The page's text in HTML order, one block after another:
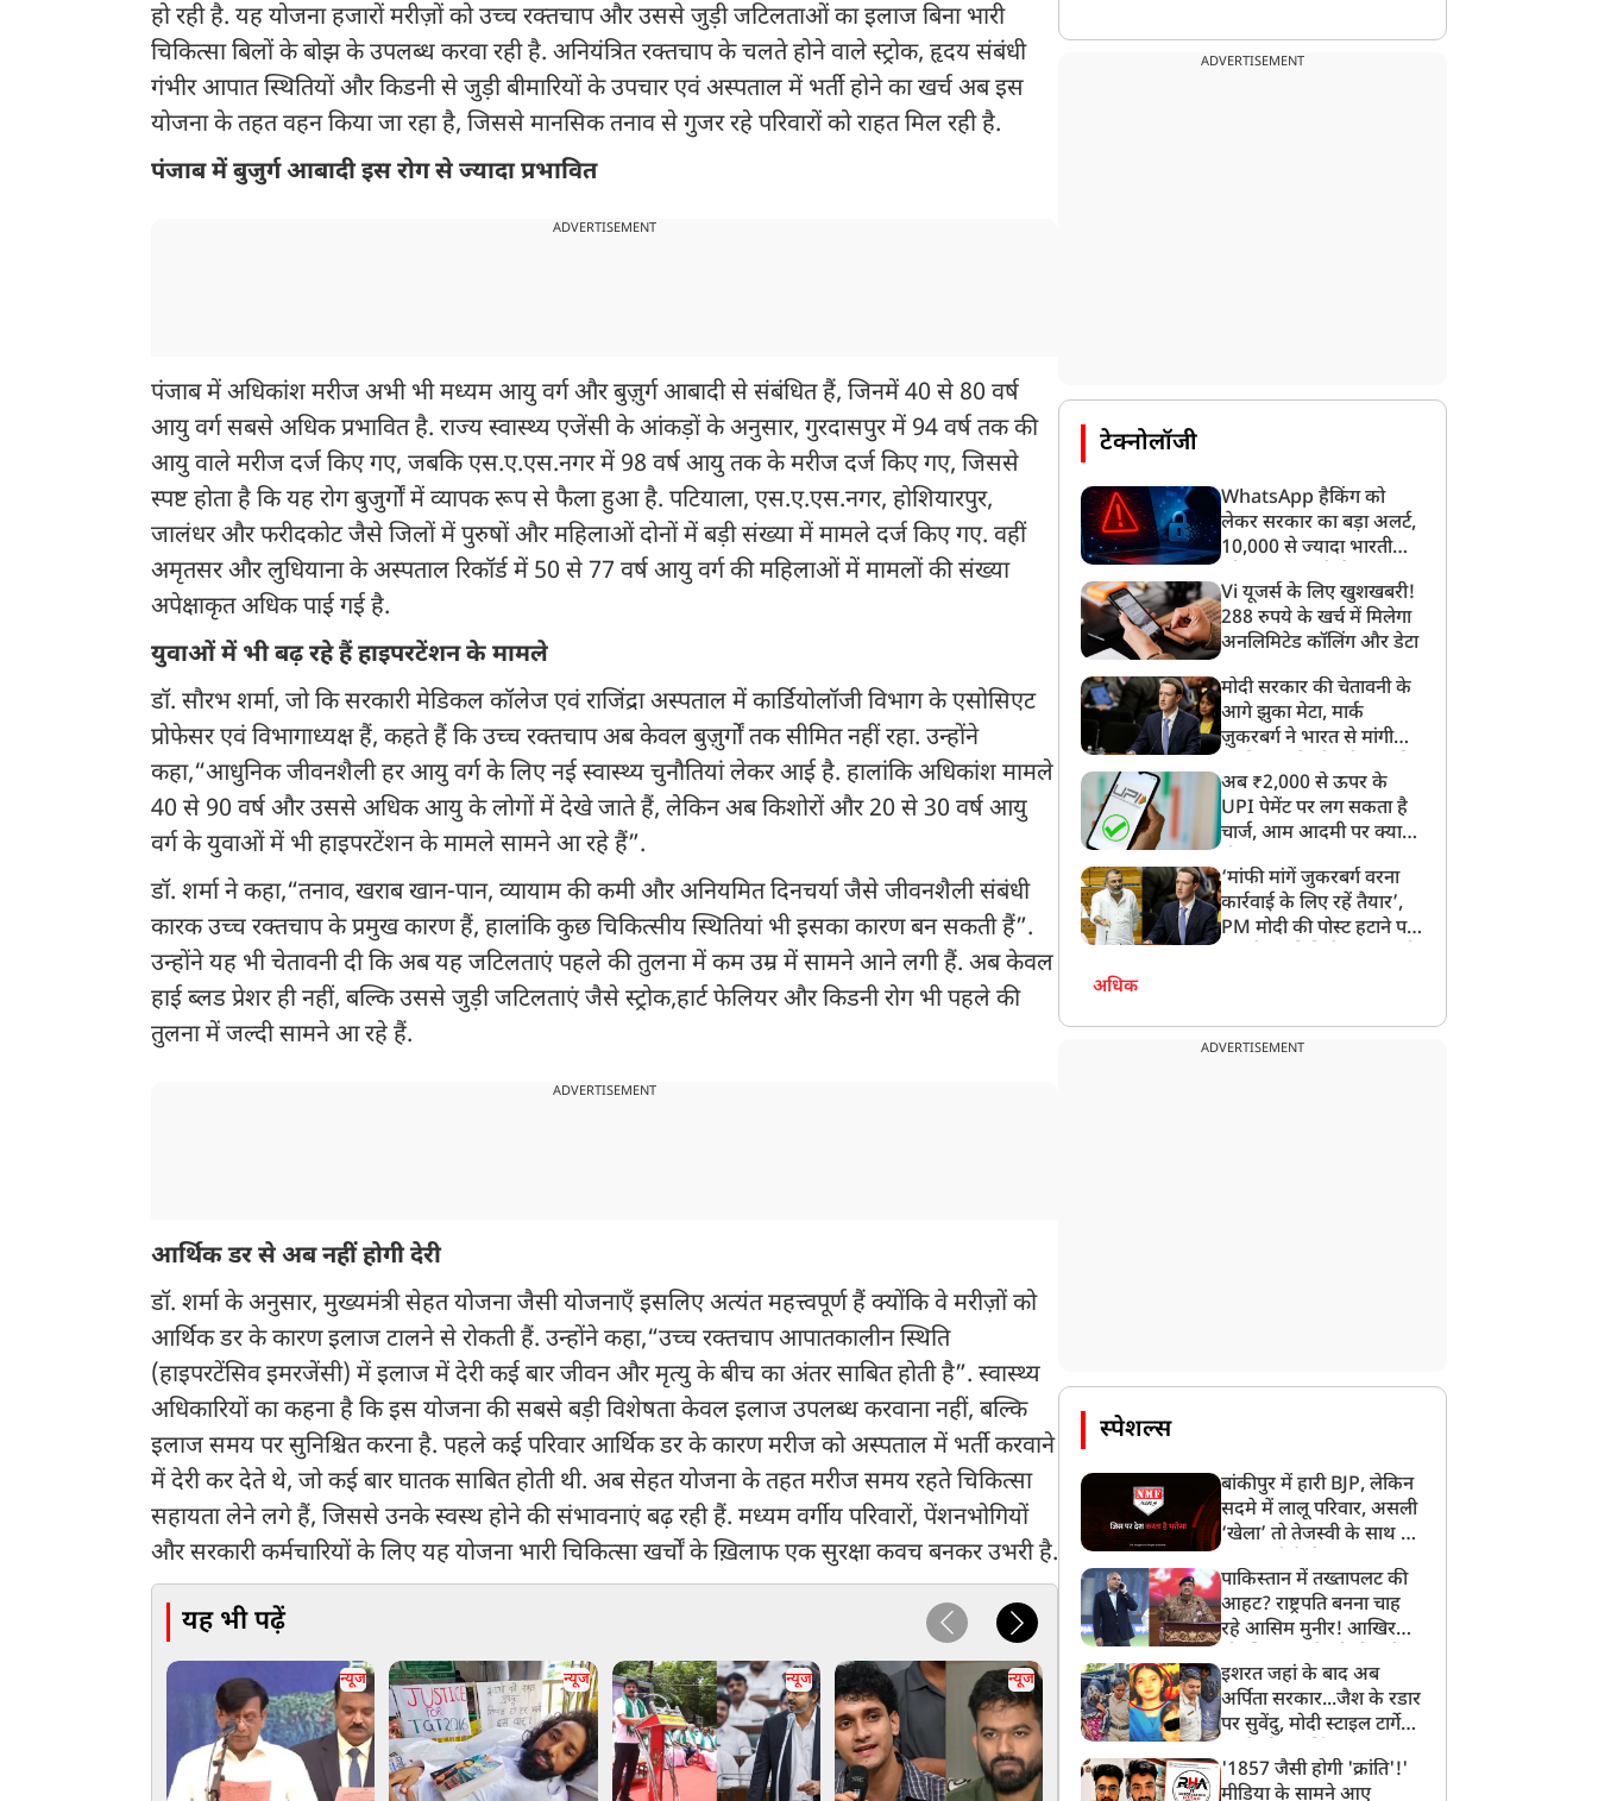
हो रही है. यह योजना हजारों मरीज़ों को उच्च रक्तचाप और उससे जुड़ी जटिलताओं का इलाज बिना भारी
चिकित्सा बिलों के बोझ के उपलब्ध करवा रही है. अनियंत्रित रक्तचाप के चलते होने वाले स्ट्रोक, हृदय संबंधी
गंभीर आपात स्थितियों और किडनी से जुड़ी बीमारियों के उपचार एवं अस्पताल में भर्ती होने का खर्च अब इस
योजना के तहत वहन किया जा रहा है, जिससे मानसिक तनाव से गुजर रहे परिवारों को राहत मिल रही है.
पंजाब में बुजुर्ग आबादी इस रोग से ज्यादा प्रभावित
ADVERTISEMENT
पंजाब में अधिकांश मरीज अभी भी मध्यम आयु वर्ग और बुज़ुर्ग आबादी से संबंधित हैं, जिनमें 40 से 80 वर्ष
आयु वर्ग सबसे अधिक प्रभावित है. राज्य स्वास्थ्य एजेंसी के आंकड़ों के अनुसार, गुरदासपुर में 94 वर्ष तक की
आयु वाले मरीज दर्ज किए गए, जबकि एस.ए.एस.नगर में 98 वर्ष आयु तक के मरीज दर्ज किए गए, जिससे
स्पष्ट होता है कि यह रोग बुजुर्गों में व्यापक रूप से फैला हुआ है. पटियाला, एस.ए.एस.नगर, होशियारपुर,
जालंधर और फरीदकोट जैसे जिलों में पुरुषों और महिलाओं दोनों में बड़ी संख्या में मामले दर्ज किए गए. वहीं
अमृतसर और लुधियाना के अस्पताल रिकॉर्ड में 50 से 77 वर्ष आयु वर्ग की महिलाओं में मामलों की संख्या
अपेक्षाकृत अधिक पाई गई है.
युवाओं में भी बढ़ रहे हैं हाइपरटेंशन के मामले
डॉ. सौरभ शर्मा, जो कि सरकारी मेडिकल कॉलेज एवं राजिंद्रा अस्पताल में कार्डियोलॉजी विभाग के एसोसिएट
प्रोफेसर एवं विभागाध्यक्ष हैं, कहते हैं कि उच्च रक्तचाप अब केवल बुज़ुर्गों तक सीमित नहीं रहा. उन्होंने
कहा,“आधुनिक जीवनशैली हर आयु वर्ग के लिए नई स्वास्थ्य चुनौतियां लेकर आई है. हालांकि अधिकांश मामले
40 से 90 वर्ष और उससे अधिक आयु के लोगों में देखे जाते हैं, लेकिन अब किशोरों और 20 से 30 वर्ष आयु
वर्ग के युवाओं में भी हाइपरटेंशन के मामले सामने आ रहे हैं”.
डॉ. शर्मा ने कहा,“तनाव, खराब खान-पान, व्यायाम की कमी और अनियमित दिनचर्या जैसे जीवनशैली संबंधी
कारक उच्च रक्तचाप के प्रमुख कारण हैं, हालांकि कुछ चिकित्सीय स्थितियां भी इसका कारण बन सकती हैं”.
उन्होंने यह भी चेतावनी दी कि अब यह जटिलताएं पहले की तुलना में कम उम्र में सामने आने लगी हैं. अब केवल
हाई ब्लड प्रेशर ही नहीं, बल्कि उससे जुड़ी जटिलताएं जैसे स्ट्रोक,हार्ट फेलियर और किडनी रोग भी पहले की
तुलना में जल्दी सामने आ रहे हैं.
ADVERTISEMENT
आर्थिक डर से अब नहीं होगी देरी
डॉ. शर्मा के अनुसार, मुख्यमंत्री सेहत योजना जैसी योजनाएँ इसलिए अत्यंत महत्त्वपूर्ण हैं क्योंकि वे मरीज़ों को
आर्थिक डर के कारण इलाज टालने से रोकती हैं. उन्होंने कहा,“उच्च रक्तचाप आपातकालीन स्थिति
(हाइपरटेंसिव इमरजेंसी) में इलाज में देरी कई बार जीवन और मृत्यु के बीच का अंतर साबित होती है”. स्वास्थ्य
अधिकारियों का कहना है कि इस योजना की सबसे बड़ी विशेषता केवल इलाज उपलब्ध करवाना नहीं, बल्कि
इलाज समय पर सुनिश्चित करना है. पहले कई परिवार आर्थिक डर के कारण मरीज को अस्पताल में भर्ती करवाने
में देरी कर देते थे, जो कई बार घातक साबित होती थी. अब सेहत योजना के तहत मरीज समय रहते चिकित्सा
सहायता लेने लगे हैं, जिससे उनके स्वस्थ होने की संभावनाएं बढ़ रही हैं. मध्यम वर्गीय परिवारों, पेंशनभोगियों
और सरकारी कर्मचारियों के लिए यह योजना भारी चिकित्सा खर्चों के ख़िलाफ एक सुरक्षा कवच बनकर उभरी है.
यह भी पढ़ें
न्यूज न्यूज न्यूज न्यूज न्यूज
ADVERTISEMENT
टेक्नोलॉजी
WhatsApp हैकिंग को
लेकर सरकार का बड़ा अलर्ट,
10,000 से ज्यादा भारतीयों
गया
Vi यूजर्स के लिए खुशखबरी!
288 रुपये के खर्च में मिलेगा
अनलिमिटेड कॉलिंग और डेटा
मोदी सरकार की चेतावनी के
आगे झुका मेटा, मार्क
ज़ुकरबर्ग ने भारत से मांगी
अब ₹2,000 से ऊपर के
UPI पेमेंट पर लग सकता है
चार्ज, आम आदमी पर क्या
‘मांफी मांगें जुकरबर्ग वरना
कार्रवाई के लिए रहें तैयार’,
PM मोदी की पोस्ट हटाने पर
अधिक
ADVERTISEMENT
स्पेशल्स
बांकीपुर में हारी BJP, लेकिन
सदमे में लालू परिवार, असली
‘खेला’ तो तेजस्वी के साथ हो
पाकिस्तान में तख्तापलट की
आहट? राष्ट्रपति बनना चाह
रहे आसिम मुनीर! आखिर
बनाया मोहरा?
इशरत जहां के बाद अब
अर्पिता सरकार...जैश के रडार
पर सुवेंदु, मोदी स्टाइल टार्गेट
बड़ा एक्शन!
'1857 जैसी होगी 'क्रांति'!'
मीडिया के सामने आए